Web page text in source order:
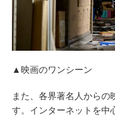
▲映画のワンシーン
また、各界著名人からの
す。インターネットを中